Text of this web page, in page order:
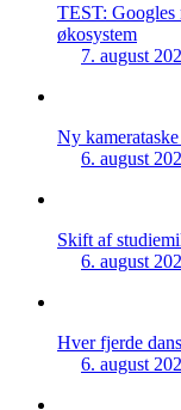
TEST: Googles
økosystem
7. august
Ny
6. august
Skift af
6. august
Hver fjerde
6. august